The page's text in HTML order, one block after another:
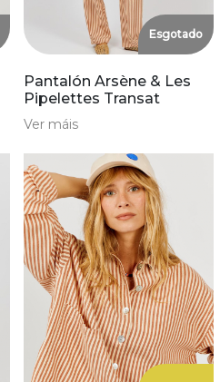
Esgotado
Pantalón Arsène & Les
Pipelettes Transat
Ver máis